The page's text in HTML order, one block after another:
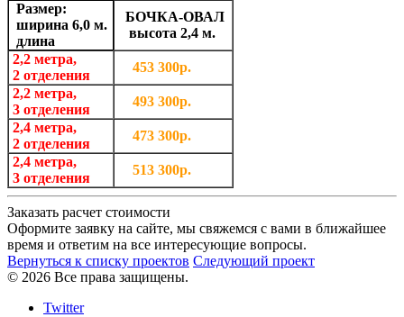
Размер:
ширина 6,0 м.
длина
БОЧКА-ОВАЛ
высота 2,4 м.
2,2 метра,
2 отделения
453 300р.
2,2 метра,
3 отделения
493 300р.
2,4 метра,
2 отделения
473 300р.
2,4 метра,
3 отделения
513 300р.
Заказать расчет стоимости
Оформите заявку на сайте, мы свяжемся с вами в ближайшее
время и ответим на все интересующие вопросы.
Вернуться к списку проектов Следующий проект
© 2026 Все права защищены.
Twitter